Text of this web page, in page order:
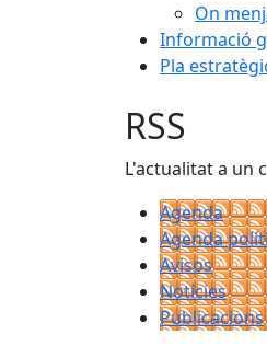
On
Informació
Pla
RSS
L'actualitat a un
Agenda
Agenda
Avisos
Notícies
Publicacions